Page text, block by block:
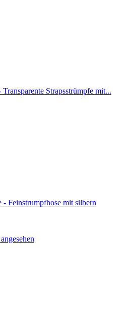
Transparente Strapsstrümpfe mit...
- Feinstrumpfhose mit silbern